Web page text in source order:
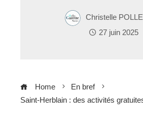
Christelle
27 juin 2025
Home
En bref
Saint-Herblain : des activités